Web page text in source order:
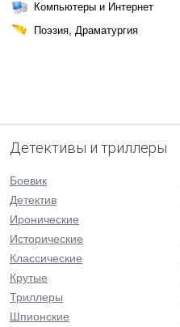
Компьютеры и Интернет
Поэзия, Драматургия
Детективы и триллеры
Боевик
Детектив
Иронические
Исторические
Классические
Крутые
Триллеры
Шпионские